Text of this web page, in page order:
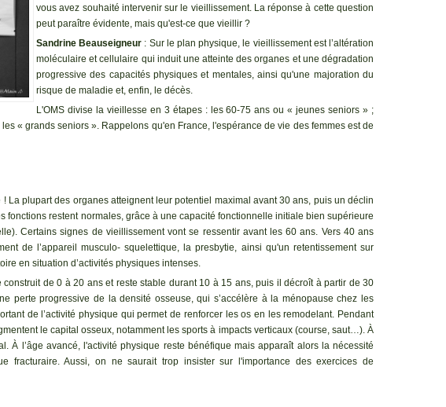
vous avez souhaité intervenir sur le vieillissement. La réponse à cette question
peut paraître évidente, mais qu'est-ce que vieillir ?
Sandrine Beauseigneur : Sur le plan physique, le vieillissement est l’altération
moléculaire et cellulaire qui induit une atteinte des organes et une dégradation
progressive des capacités physiques et mentales, ainsi qu'une majoration du
risque de maladie et, enfin, le décès.
L'OMS divise la vieillesse en 3 étapes : les 60-75 ans ou « jeunes seniors » ;
« grands seniors ». Rappelons qu'en France, l'espérance de vie des femmes est de
! La plupart des organes atteignent leur potentiel maximal avant 30 ans, puis un déclin
fonctions restent normales, grâce à une capacité fonctionnelle initiale bien supérieure
Certains signes de vieillissement vont se ressentir avant les 60 ans. Vers 40 ans
de l’appareil musculo- squelettique, la presbytie, ainsi qu'un retentissement sur
en situation d’activités physiques intenses.
de 0 à 20 ans et reste stable durant 10 à 15 ans, puis il décroît à partir de 30
perte progressive de la densité osseuse, qui s’accélère à la ménopause chez les
de l’activité physique qui permet de renforcer les os en les remodelant. Pendant
le capital osseux, notamment les sports à impacts verticaux (course, saut…). À
À l’âge avancé, l'activité physique reste bénéfique mais apparaît alors la nécessité
fracturaire. Aussi, on ne saurait trop insister sur l'importance des exercices de